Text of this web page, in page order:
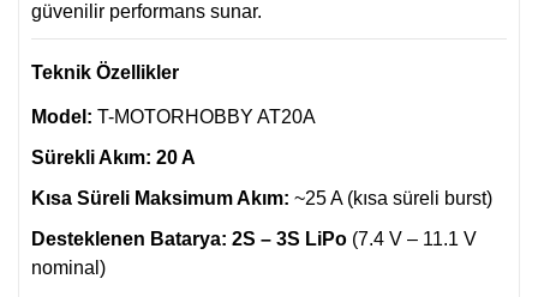
güvenilir performans sunar.
Teknik Özellikler
Model: T-MOTORHOBBY AT20A
Sürekli Akım: 20 A
Kısa Süreli Maksimum Akım: ~25 A (kısa süreli burst)
Desteklenen Batarya: 2S – 3S LiPo (7.4 V – 11.1 V
nominal)